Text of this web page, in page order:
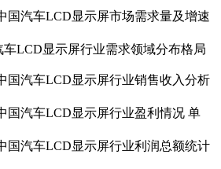
汽车LCD显示屏市场需求量及增速
LCD显示屏行业需求领域分布格局
汽车LCD显示屏行业销售收入分析
汽车LCD显示屏行业盈利情况 单
汽车LCD显示屏行业利润总额统计